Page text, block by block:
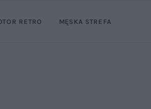
RETRO MĘSKA STREFA